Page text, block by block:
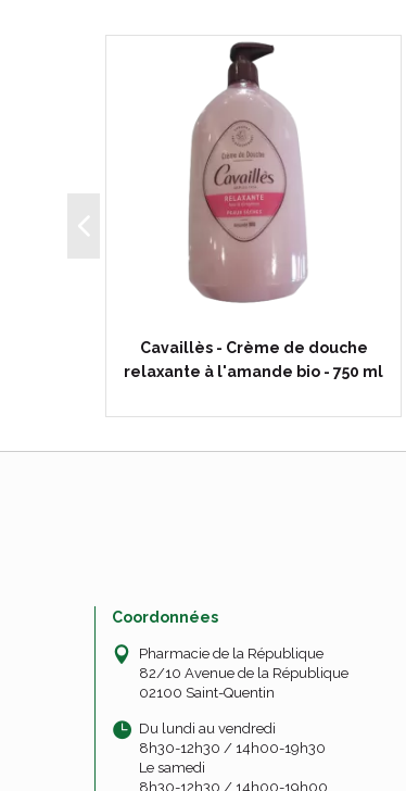
Cavaillès - Crème de douche
relaxante à l'amande bio - 750 ml
Coordonnées
Pharmacie de la République
82/10 Avenue de la République
02100 Saint-Quentin
Du lundi au vendredi
8h30-12h30 / 14h00-19h30
Le samedi
8h30-12h30 / 14h00-19h00